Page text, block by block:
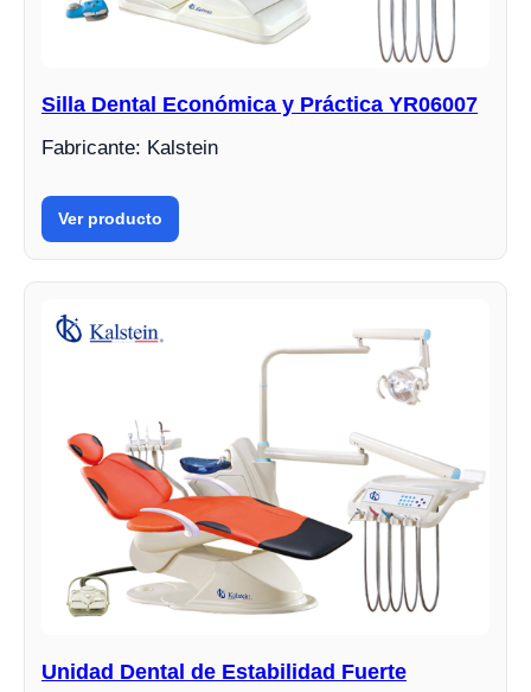
Silla Dental Económica y Práctica YR06007
Fabricante: Kalstein
Ver producto
Unidad Dental de Estabilidad Fuerte